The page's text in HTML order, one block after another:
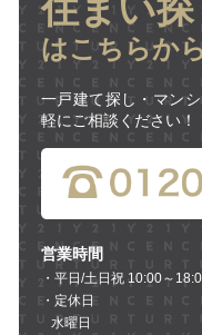
住まい探
はこちらから
一戸建て探し・マン
軽にご相談ください！
営業時間
・平日/土日祝 10:00～
・定休日
水曜日